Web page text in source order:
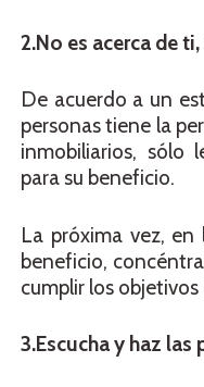
2.No es acerca de
De acuerdo a un
personas tiene la
inmobiliarios, sólo
para su beneficio.
La próxima vez,
beneficio,
cumplir los
3.Escucha y haz